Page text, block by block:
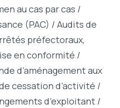
au cas par cas /
(PAC) / Audits de
préfectoraux,
en conformité /
d’aménagement aux
cessation d’activité /
d’exploitant /